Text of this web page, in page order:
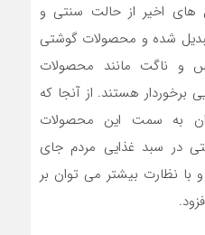
اخیر از حالت سنتی و
شده و محصولات گوشتی
و ناگت مانند محصولات
برخوردار هستند. از آنجا که
به سمت این محصولات
در سبد غذایی مردم جای
با نظارت بیشتر می توان بر